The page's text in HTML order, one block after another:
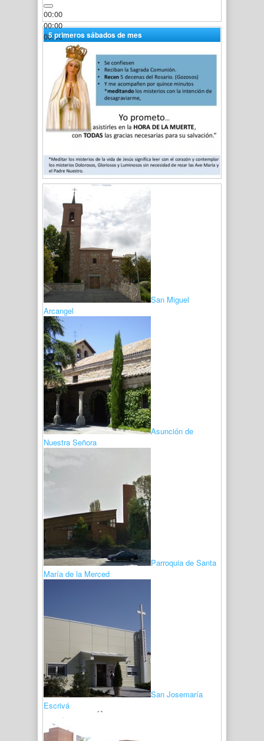
00:00
00:00
00:00
5 primeros sábados de mes
San Miguel
Arcangel
Asunción de
Nuestra Señora
Parroquia de Santa
María de la Merced
San Josemaría
Escrivá